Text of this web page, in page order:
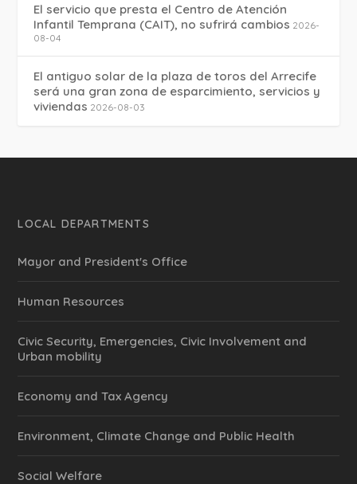
El servicio que presta el Centro de Atención
Infantil Temprana (CAIT), no sufrirá cambios 2026-
08-04
El antiguo solar de la plaza de toros del Arrecife
será una gran zona de esparcimiento, servicios y
viviendas 2026-08-03
LOCAL DEPARTMENTS
Mayor and President's Office
Human Resources
Civic Security, Emergencies, Civic Involvement and
Urban mobility
Economy and Tax Agency
Environment, Climate Change and Public Health
Social Welfare